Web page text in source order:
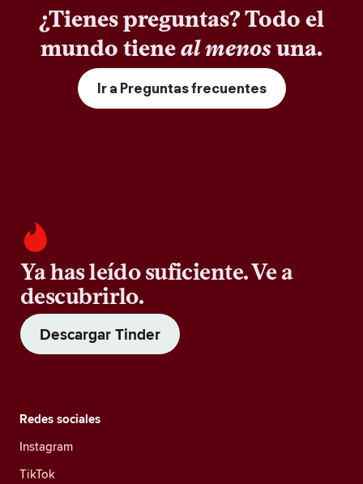
¿Tienes preguntas? Todo el
mundo tieneal menosuna.
Ir a Preguntas frecuentes
Ya has leído suficiente. Ve a
descubrirlo.
Descargar Tinder
Redes sociales
Instagram
TikTok